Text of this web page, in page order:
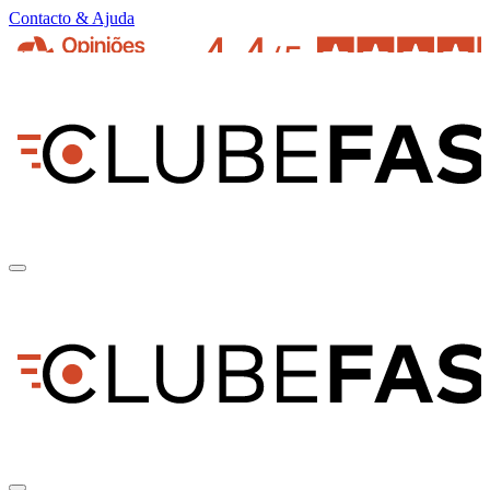
Contacto & Ajuda